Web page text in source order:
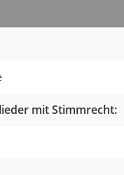
mit Stimmrecht: